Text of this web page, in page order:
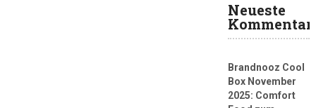
Neueste
Brandnooz Cool
Box November
2025: Comfort